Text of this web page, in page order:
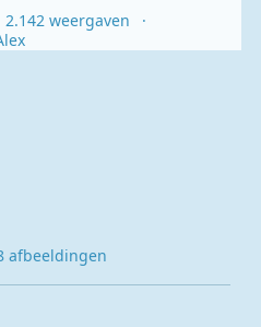
2.142 weergaven
afbeeldingen